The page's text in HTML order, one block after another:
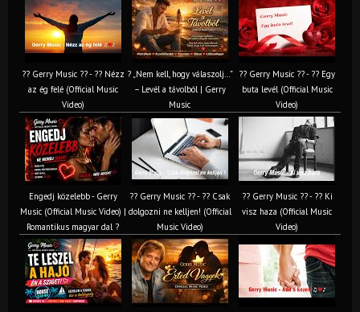
?? Gerry Music ?? - ?? Nézz
az ég felé (Official Music
Video)
? „Nem kell, hogy válaszolj…”
– Levél a távolból | Gerry
Music
?? Gerry Music ?? - ?? Egy
buta levél (Official Music
Video)
Engedj közelebb - Gerry
Music (Official Music Video) |
Romantikus magyar dal ?
?? Gerry Music ?? - ?? Csak
dolgozni ne kelljen! (Official
Music Video)
?? Gerry Music ?? - ?? Ki
visz haza (Official Music
Video)